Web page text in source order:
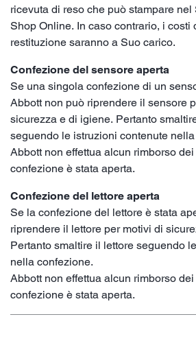
ricevuta di reso che può stampare
Shop Online. In caso contrario, i costi
restituzione saranno a Suo carico.
Confezione del sensore aperta
Se una singola confezione di un
Abbott non può riprendere il sensore
sicurezza e di igiene. Pertanto
seguendo le istruzioni contenute
Abbott non effettua alcun rimborso
confezione è stata aperta.
Confezione del lettore aperta
Se la confezione del lettore è stata
riprendere il lettore per motivi di
Pertanto smaltire il lettore seguendo
nella confezione.
Abbott non effettua alcun rimborso
confezione è stata aperta.